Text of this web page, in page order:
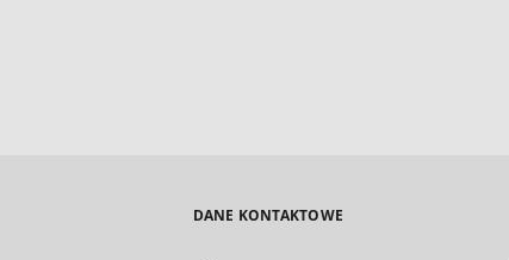
DANE KONTAKTOWE